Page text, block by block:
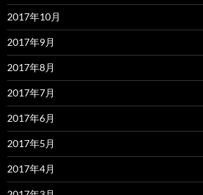
2017年10月
2017年9月
2017年8月
2017年7月
2017年6月
2017年5月
2017年4月